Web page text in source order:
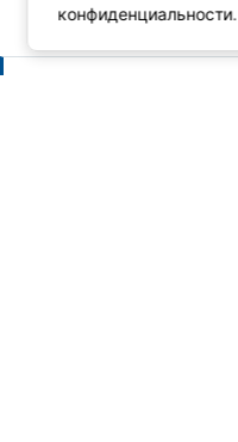
конфиденциальности.